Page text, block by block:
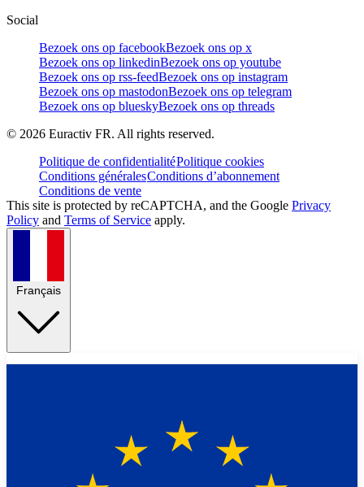
Social
Bezoek ons op facebookBezoek ons op x
Bezoek ons op linkedinBezoek ons op youtube
Bezoek ons op rss-feedBezoek ons op instagram
Bezoek ons op mastodonBezoek ons op telegram
Bezoek ons op blueskyBezoek ons op threads
© 2026 Euractiv FR. All rights reserved.
Politique de confidentialitéPolitique cookies
Conditions généralesConditions d’abonnement
Conditions de vente
This site is protected by reCAPTCHA, and the Google Privacy
Policy and Terms of Service apply.
Français